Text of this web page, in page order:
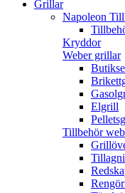
Grillar
Napoleon
Kryddor
Weber grillar
Elgrill
Tillbehör